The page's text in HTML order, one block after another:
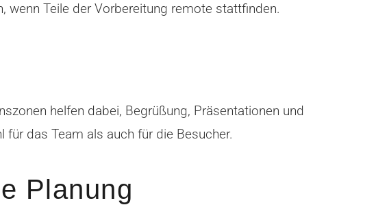
wenn Teile der Vorbereitung remote stattfinden.
helfen dabei, Begrüßung, Präsentationen und
das Team als auch für die Besucher.
Planung